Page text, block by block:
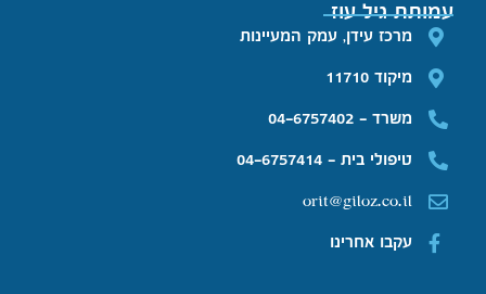
עמותת גיל עוז
מרכז עידן, עמק המעיינות
מיקוד 11710
משרד - 04-6757402
טיפולי בית - 04-6757414
orit@giloz.co.il
עקבו אחרינו